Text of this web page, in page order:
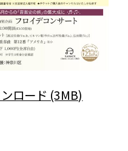
ロード (3MB)